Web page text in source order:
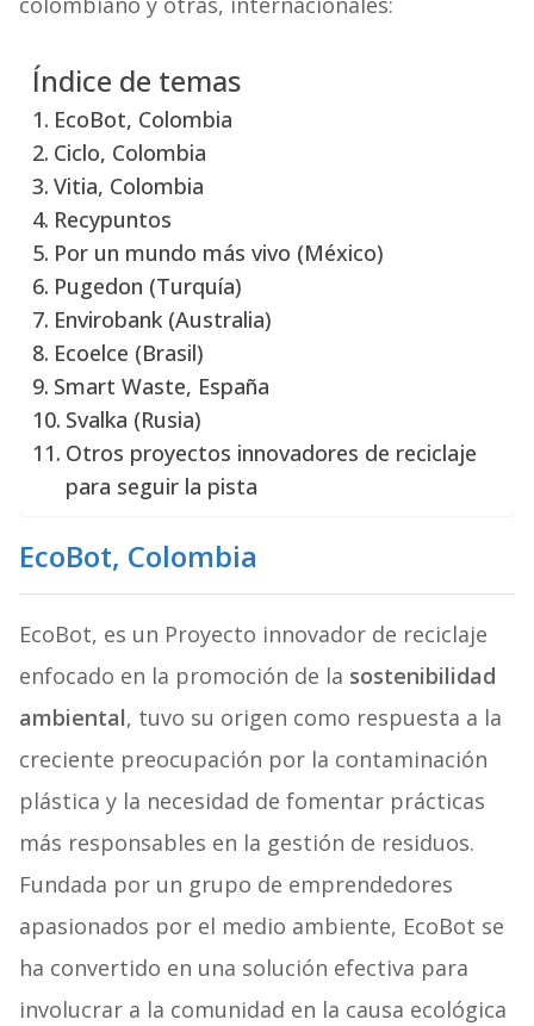
Índice de temas
EcoBot, Colombia
Ciclo, Colombia
Vitia, Colombia
Recypuntos
Por un mundo más vivo (México)
Pugedon (Turquía)
Envirobank (Australia)
Ecoelce (Brasil)
Smart Waste, España
Svalka (Rusia)
Otros proyectos innovadores de reciclaje
para seguir la pista
EcoBot, Colombia
EcoBot, es un Proyecto innovador de reciclaje
enfocado en la promoción de la sostenibilidad
ambiental, tuvo su origen como respuesta a la
creciente preocupación por la contaminación
plástica y la necesidad de fomentar prácticas
más responsables en la gestión de residuos.
Fundada por un grupo de emprendedores
apasionados por el medio ambiente, EcoBot se
ha convertido en una solución efectiva para
involucrar a la comunidad en la causa ecológica